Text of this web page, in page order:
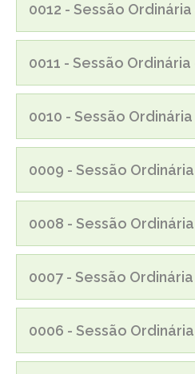
0012 - Sessão
0011 - Sessão
0010 - Sessão
0009 - Sessão
0008 - Sessão
0007 - Sessão
0006 - Sessão